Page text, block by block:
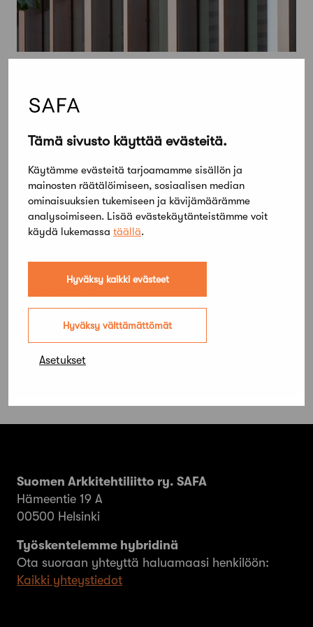
Tämä sivusto käyttää evästeitä.
Käytämme evästeitä tarjoamamme sisällön ja
mainosten räätälöimiseen, sosiaalisen median
ominaisuuksien tukemiseen ja kävijämäärämme
analysoimiseen. Lisää evästekäytänteistämme voit
käydä lukemassa täällä.
Hyväksy kaikki evästeet
Hyväksy välttämättömät
Asetukset
12 helmikuun, 2010
Lausunto Taiteen edistämiskeskusta
koskevasta lakiesityksestä
Suomen Arkkitehtiliitto ry. SAFA
Hämeentie 19 A
00500 Helsinki
Työskentelemme hybridinä
Ota suoraan yhteyttä haluamaasi henkilöön:
Kaikki yhteystiedot